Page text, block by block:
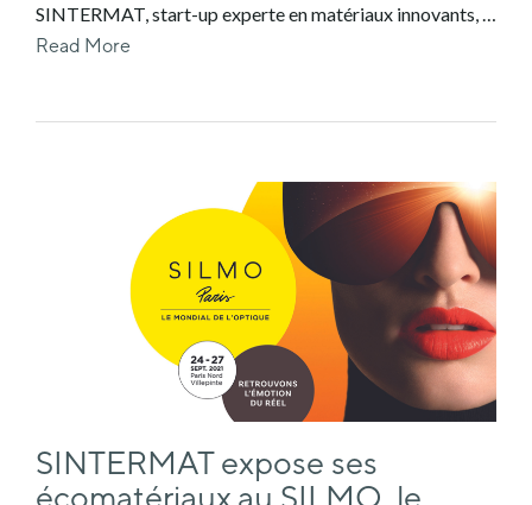
SINTERMAT, start-up experte en matériaux innovants, …
Read More
SINTERMAT expose ses
écomatériaux au SILMO, le